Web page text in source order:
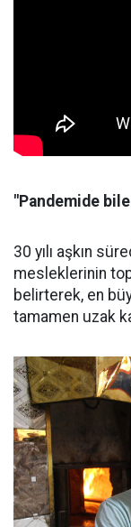
"Pandemide
30 yılı aşkın
mesleklerinin
belirterek, en
tamamen uzak